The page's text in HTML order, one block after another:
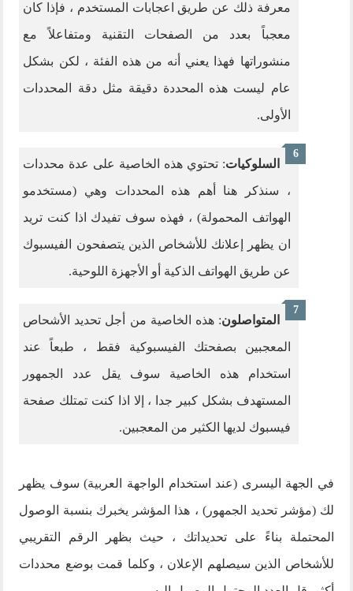
معرفة ذلك عن طريق اعجابات المستخدم ، فإذا كان
معجباً بعدد من الصفحات التقنية ومتفاعلاً مع
منشوراتها فهذا يعني أنه من هذه الفئة ، لكن بشكل
عام ليست هذه المحددة دقيقة مثل دقة المحددات
الأولى.
السلوكيات: تحتوي هذه الخاصية على عدة محددات
، سنذكر هنا أهم هذه المحددات وهي (مستخدمو
الهواتف المحمولة) ، فهذه سوف تفيدك اذا كنت تريد
ان يظهر إعلانك للأشخاص الذين يتصفحون الفيسبوك
عن طريق الهواتف الذكية أو الأجهزة اللوحية.
المتواصلون: هذه الخاصية من أجل تحديد الأشحاص
المعجبين بصفحتك الفيسبوكية فقط ، طبعاً عند
استخدام هذه الخاصية سوف يقل عدد الجمهور
المستهدف بشكل كبير جدا ، إلا اذا كنت تمتلك صفحة
فيسبوك لديها الكثير من المعجبين.
في الجهة اليسرى (عند استخدام الواجهة العربية) سوف يظهر
لك (مؤشر تحديد الجمهور) ، هذا المؤشر يخبرك بنسبة الوصول
المحتملة بناءً على تحديداتك ، حيث بظهر الرقم التقريبي
للأشخاص الذين سيصلهم الإعلان ، وكلما قمت بوضع محددات